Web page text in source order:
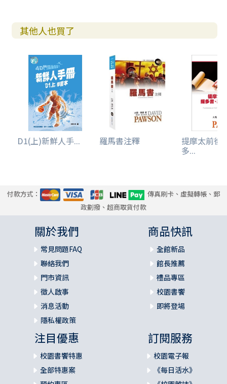
其他人也買了
D1(上)新鮮人手... 羅馬書注釋 提摩太前後
多...
付款方式：
傳真刷卡、虛擬轉帳、郵
政劃撥、超商取貨付款
關於我們
常見問題FAQ
聯絡我們
門市資訊
徵人啟事
消息活動
隱私權政策
商品快訊
全館新品
館長推薦
禮品專區
校園書饗
即將登場
注目優惠
校園書饗特惠
全部特惠案
訂閱服務
校園電子報
《每日活水》